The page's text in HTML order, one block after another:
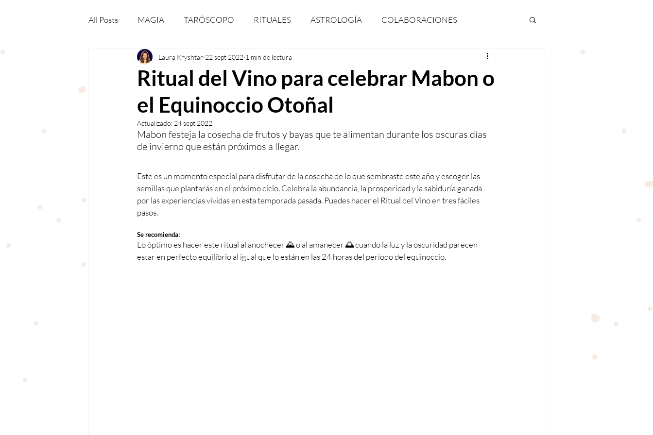
All Posts MAGIA TARÓSCOPO RITUALES ASTROLOGÍA COLABORACIONES
NUMEROLOGÍA ESPIRITUALIDAD HORÓSCOPOS
DESCARGABLES MEDIOS: RADIO, TV, PODCAST & PRENSA
Ritual del Vino para celebrar Mabon o
el Equinoccio Otoñal
Laura Kryshtar 22 sept 2022 1 min de lectura
Actualizado: 24 sept 2022
Mabon festeja la cosecha de frutos y bayas que te alimentan durante los oscuras días
de invierno que están próximos a llegar.
Este es un momento especial para disfrutar de la cosecha de lo que sembraste este año y escoger las
semillas que plantarás en el próximo ciclo. Celebra la abundancia, la prosperidad y la sabiduría ganada
por las experiencias vividas en esta temporada pasada. Puedes hacer el Ritual del Vino en tres fáciles
pasos.
Se recomienda:
Lo óptimo es hacer este ritual al anochecer 🌄 o al amanecer 🌅 cuando la luz y la oscuridad parecen
estar en perfecto equilibrio al igual que lo están en las 24 horas del periodo del equinoccio.